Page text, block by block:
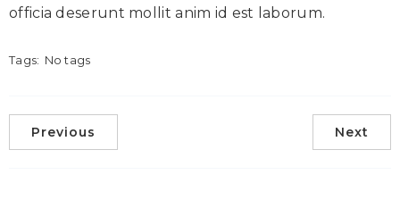
officia deserunt mollit anim id est laborum.
Tags: No tags
Previous Next